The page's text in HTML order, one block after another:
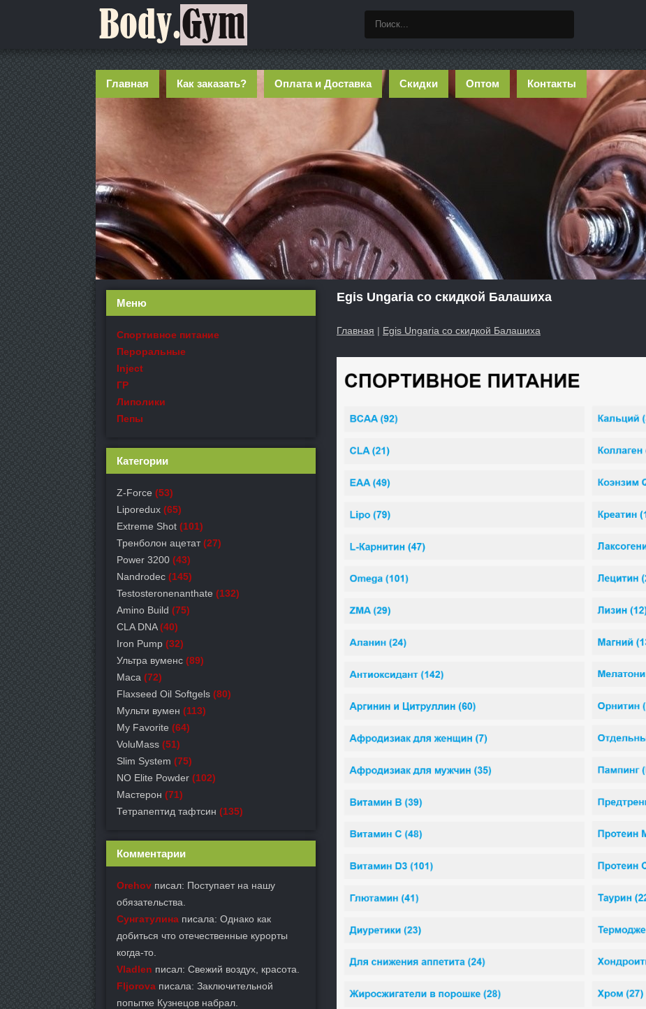
Главная Как заказать? Оплата и Доставка Скидки Оптом Контакты
Egis Ungaria со скидкой Балашиха
Главная | Egis Ungaria со скидкой Балашиха
Меню
Спортивное питание
Пероральные
Inject
ГР
Липолики
Пепы
Категории
Z-Force (53)
Liporedux (65)
Extreme Shot (101)
Тренболон ацетат (27)
Power 3200 (43)
Nandrodec (145)
Testosteronenanthate (132)
Amino Build (75)
CLA DNA (40)
Iron Pump (32)
Ультра вуменс (89)
Maca (72)
Flaxseed Oil Softgels (80)
Мульти вумен (113)
My Favorite (64)
VoluMass (51)
Slim System (75)
NO Elite Powder (102)
Мастерон (71)
Тетрапептид тафтсин (135)
Комментарии
Orehov писал: Поступает на нашу
обязательства.
Сунгатулина писала: Однако как
добиться что отечественные курорты
когда-то.
Vladlen писал: Свежий воздух, красота.
Fljorova писала: Заключительной
попытке Кузнецов набрал.